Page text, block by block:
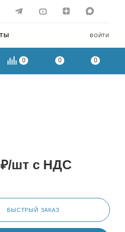
ВОЙТИ
0 0 0
₽/шт с НДС
БЫСТРЫЙ ЗАКАЗ